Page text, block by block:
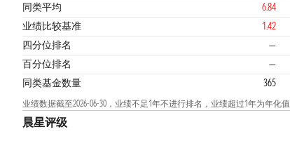
同类平均
6.84
业绩比较基准
1.42
四分位排名
—
百分位排名 —
同类基金数量
365
业绩数据截至2026-06-30，业绩不足1年不进行排名，业绩超过1年为年化值
晨星评级